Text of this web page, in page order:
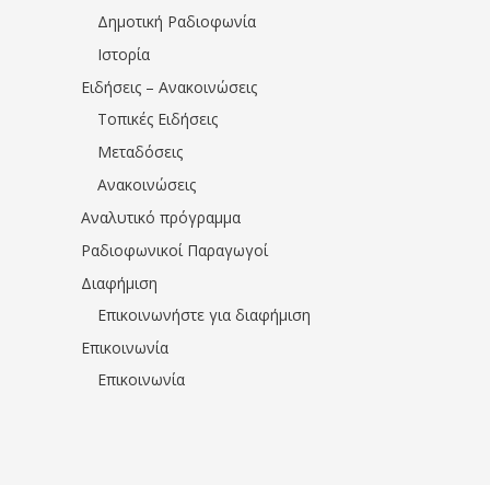
Δημοτική Ραδιοφωνία
Ιστορία
Ειδήσεις – Ανακοινώσεις
Τοπικές Ειδήσεις
Μεταδόσεις
Ανακοινώσεις
Αναλυτικό πρόγραμμα
Ραδιοφωνικοί Παραγωγοί
Διαφήμιση
Επικοινωνήστε για διαφήμιση
Επικοινωνία
Επικοινωνία